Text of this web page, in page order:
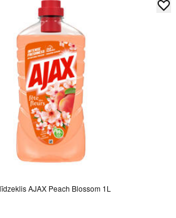
AJAX Peach Blossom 1L